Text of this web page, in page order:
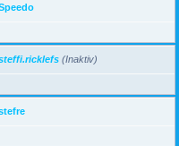
(Inaktiv)